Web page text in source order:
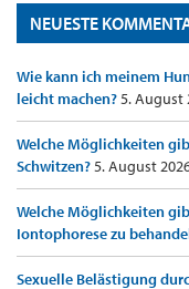
NEUESTE
Wie kann ich meinem
leicht machen?5. August
Welche Möglichkeiten
Schwitzen?5. August
Welche Möglichkeiten
Iontophorese zu
Sexuelle Belästigung